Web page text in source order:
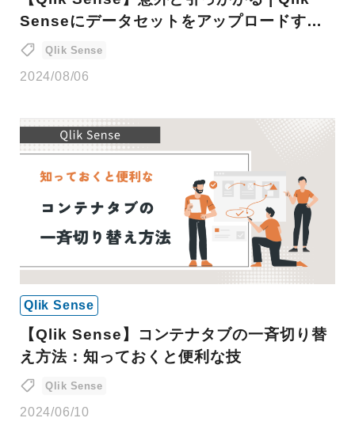
Senseにデータセットをアップロードする
方法Qlik Sense
2024/08/06
Qlik Sense
【Qlik Sense】コンテナタブの一斉切り替
え方法：知っておくと便利な技
Qlik Sense
2024/06/10